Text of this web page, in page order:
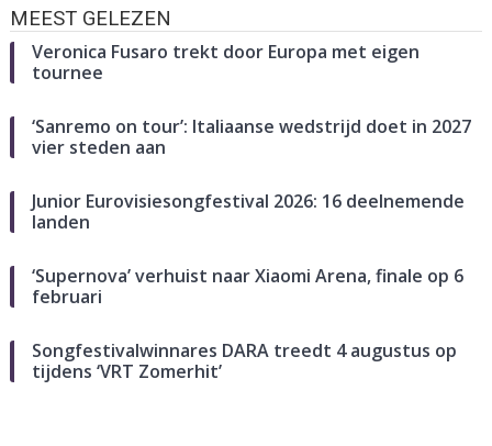
MEEST GELEZEN
Veronica Fusaro trekt door Europa met eigen
tournee
‘Sanremo on tour’: Italiaanse wedstrijd doet in 2027
vier steden aan
Junior Eurovisiesongfestival 2026: 16 deelnemende
landen
‘Supernova’ verhuist naar Xiaomi Arena, finale op 6
februari
Songfestivalwinnares DARA treedt 4 augustus op
tijdens ‘VRT Zomerhit’